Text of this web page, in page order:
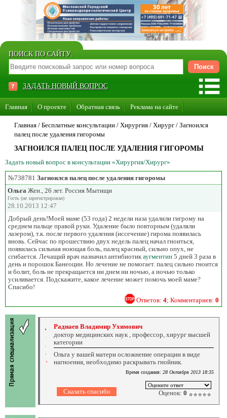
ПОИСК ПО САЙТУ:
ЗАДАТЬ НОВЫЙ ВОПРОС
Главная О проекте Обратная связь Реклама на сайте
Стать консультантом нашего сайта
Главная / Бесплатные консультации / Хирургия / Хирург / Загноился
палец после удаления гигоромы
ЗАГНОИЛСЯ ПАЛЕЦ ПОСЛЕ УДАЛЕНИЯ ГИГОРОМЫ
Задать новый вопрос в консультации «Хирургия/Хирург»
№738781 Загноился палец после удаления гигоромы
Ольга Жен., 26 лет. Россия Мытищи
Гость (не зарегистрирован)
28.10.2013 12:47
Добрый день!Моей маме (53 года) 2 недели наза удалили гигрому на
среднем пальце правой руки. Удаление было повторным (удаляли
лазером), т.к. после первого удаления (иссечение) гирома появилась
вновь. Сейчас по прошествию двух недель палец начал гноиться,
появилась сильная ноющая боль, палец красный, сильно опух, не
сгибается. Лечащий врач назначил антибиотик аугментин 5 дней 3 раза в
день и порошок Банеоцин. Но лечение не помогает. палец сильно гноится
и болит, боль не прекращается ни днем ни ночью, а ночью только
усиливается. Подскажите, какое лечение может помочь моей маме?
Спасибо!
Ответов: 4; Комментариев: 0
Раднаев Владимир Ухимович
доктор медицинских наук , профессор, хирург высшей
категории
Ольга у вашей матери осложнение операции в виде
нагноения, необходимо раскрывать гнойник.
Время создания: 28 Октября 2013 18:35
Оценок: 0